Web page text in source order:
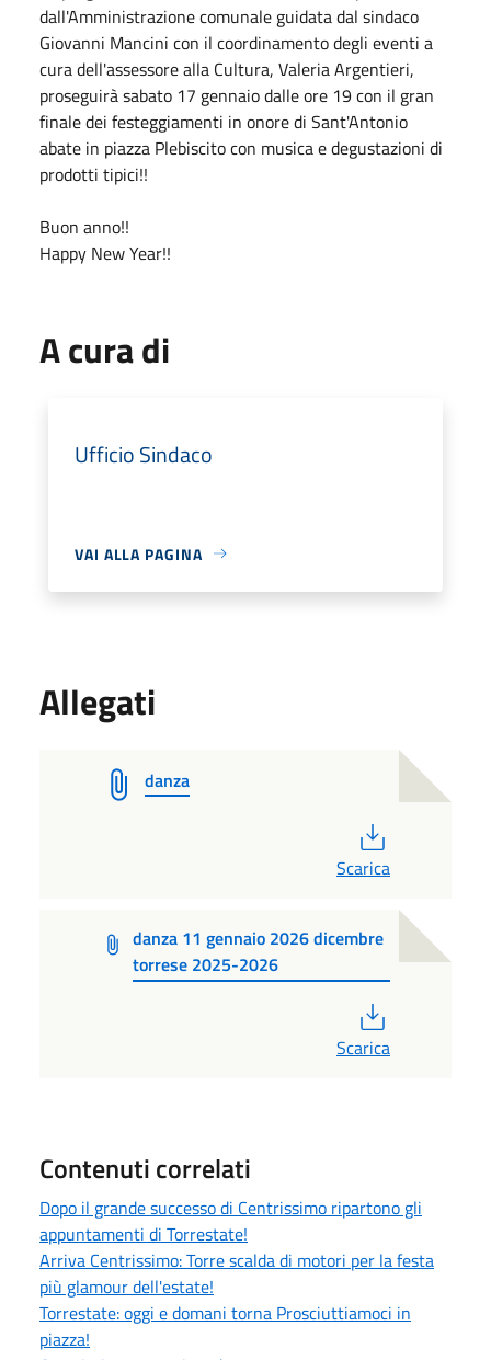
dall'Amministrazione comunale guidata dal sindaco
Giovanni Mancini con il coordinamento degli eventi a
cura dell'assessore alla Cultura, Valeria Argentieri,
proseguirà sabato 17 gennaio dalle ore 19 con il gran
finale dei festeggiamenti in onore di Sant'Antonio
abate in piazza Plebiscito con musica e degustazioni di
prodotti tipici!!
Buon anno!!
Happy New Year!!
A cura di
Ufficio Sindaco
VAI ALLA PAGINA
Allegati
danza
Scarica
danza 11 gennaio 2026 dicembre
torrese 2025-2026
Scarica
Contenuti correlati
Dopo il grande successo di Centrissimo ripartono gli
appuntamenti di Torrestate!
Arriva Centrissimo: Torre scalda di motori per la festa
più glamour dell'estate!
Torrestate: oggi e domani torna Prosciuttiamoci in
piazza!